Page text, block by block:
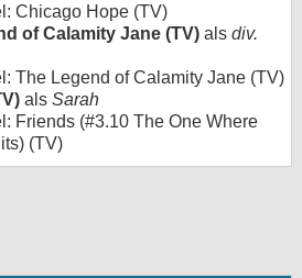
Chicago Hope (TV)
of Calamity Jane (TV) als div.
The Legend of Calamity Jane (TV)
als Sarah
Friends (#3.10 The One Where
(TV)